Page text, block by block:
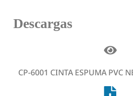
Descargas
CP-6001 CINTA ESPUMA PVC